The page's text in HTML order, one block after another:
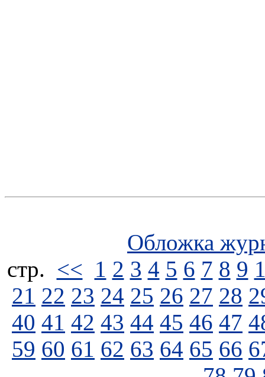
Обложка
стp. << 1 2 3 4 5 6 7 8 9
21 22 23 24 25 26 27 28
40 41 42 43 44 45 46 47
59 60 61 62 63 64 65 66